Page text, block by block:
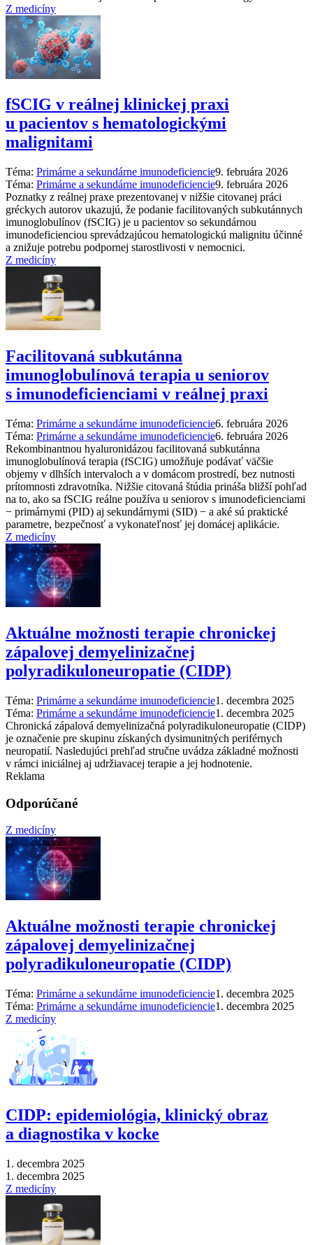
Z medicíny
fSCIG v reálnej klinickej praxi
u pacientov s hematologickými
malignitami
Téma: Primárne a sekundárne imunodeficiencie9. februára 2026
Téma: Primárne a sekundárne imunodeficiencie9. februára 2026
Poznatky z reálnej praxe prezentovanej v nižšie citovanej práci
gréckych autorov ukazujú, že podanie facilitovaných subkutánnych
imunoglobulínov (fSCIG) je u pacientov so sekundárnou
imunodeficienciou sprevádzajúcou hematologickú malignitu účinné
a znižuje potrebu podpornej starostlivosti v nemocnici.
Z medicíny
Facilitovaná subkutánna
imunoglobulínová terapia u seniorov
s imunodeficienciami v reálnej praxi
Téma: Primárne a sekundárne imunodeficiencie6. februára 2026
Téma: Primárne a sekundárne imunodeficiencie6. februára 2026
Rekombinantnou hyaluronidázou facilitovaná subkutánna
imunoglobulínová terapia (fSCIG) umožňuje podávať väčšie
objemy v dlhších intervaloch a v domácom prostredí, bez nutnosti
prítomnosti zdravotníka. Nižšie citovaná štúdia prináša bližší pohľad
na to, ako sa fSCIG reálne používa u seniorov s imunodeficienciami
−⁠ primárnymi (PID) aj sekundárnymi (SID) −⁠ a aké sú praktické
parametre, bezpečnosť a vykonateľnosť jej domácej aplikácie.
Z medicíny
Aktuálne možnosti terapie chronickej
zápalovej demyelinizačnej
polyradikuloneuropatie (CIDP)
Téma: Primárne a sekundárne imunodeficiencie1. decembra 2025
Téma: Primárne a sekundárne imunodeficiencie1. decembra 2025
Chronická zápalová demyelinizačná polyradikuloneuropatie (CIDP)
je označenie pre skupinu získaných dysimunitných periférnych
neuropatií. Nasledujúci prehľad stručne uvádza základné možnosti
v rámci iniciálnej aj udržiavacej terapie a jej hodnotenie.
Reklama
Odporúčané
Z medicíny
Aktuálne možnosti terapie chronickej
zápalovej demyelinizačnej
polyradikuloneuropatie (CIDP)
Téma: Primárne a sekundárne imunodeficiencie1. decembra 2025
Téma: Primárne a sekundárne imunodeficiencie1. decembra 2025
Z medicíny
CIDP: epidemiológia, klinický obraz
a diagnostika v kocke
1. decembra 2025
1. decembra 2025
Z medicíny